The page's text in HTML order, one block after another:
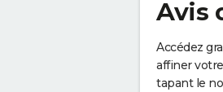
Avis
Accédez
affiner
tapant le